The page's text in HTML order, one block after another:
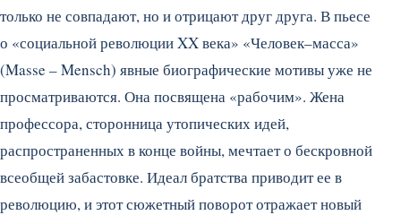
только не совпадают, но и отрицают друг друга. В пьесе
о «социальной революции XX века» «Человек–масса»
(Masse – Mensch) явные биографические мотивы уже не
просматриваются. Она посвящена «рабочим». Жена
профессора, сторонница утопических идей,
распространенных в конце войны, мечтает о бескровной
всеобщей забастовке. Идеал братства приводит ее в
революцию, и этот сюжетный поворот отражает новый